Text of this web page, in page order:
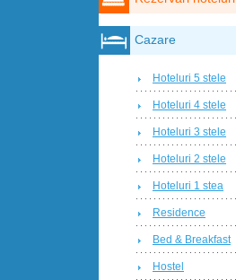
Cazare
Hoteluri 5 stele
Hoteluri 4 stele
Hoteluri 3 stele
Hoteluri 2 stele
Hoteluri 1 stea
Residence
Bed & Breakfast
Hostel